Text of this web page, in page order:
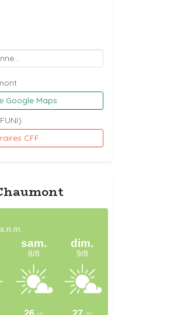
Google Maps
CFF